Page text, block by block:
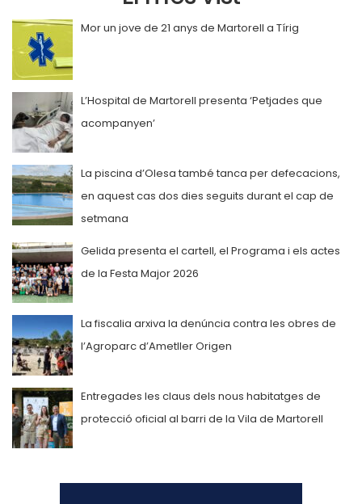
Mor un jove de 21 anys de Martorell a Tírig
L’Hospital de Martorell presenta ‘Petjades que
acompanyen’
La piscina d’Olesa també tanca per defecacions,
en aquest cas dos dies seguits durant el cap de
setmana
Gelida presenta el cartell, el Programa i els actes
de la Festa Major 2026
La fiscalia arxiva la denúncia contra les obres de
l’Agroparc d’Ametller Origen
Entregades les claus dels nous habitatges de
protecció oficial al barri de la Vila de Martorell